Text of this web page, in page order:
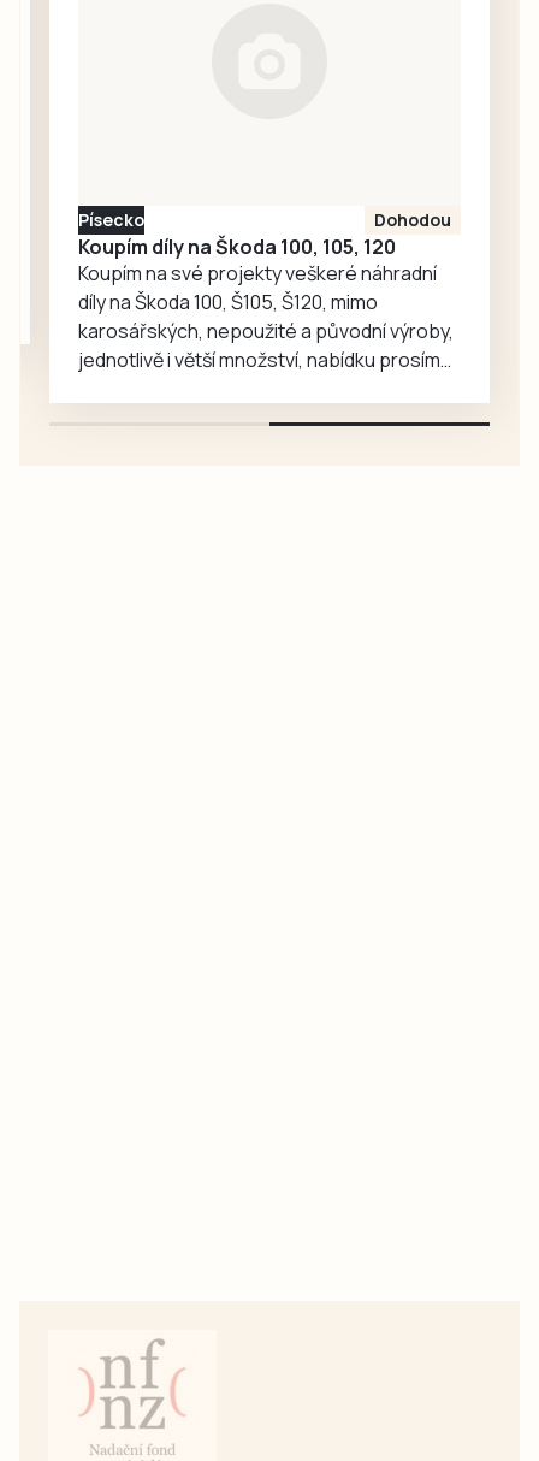
šikovných lidí,…
Písecko Dohodou
Koupím díly na Škoda 100, 105, 120
Koupím na své projekty veškeré náhradní
díly na Škoda 100, Š105, Š120, mimo
karosářských, nepoužité a původní výroby,
jednotlivě i větší množství, nabídku prosím